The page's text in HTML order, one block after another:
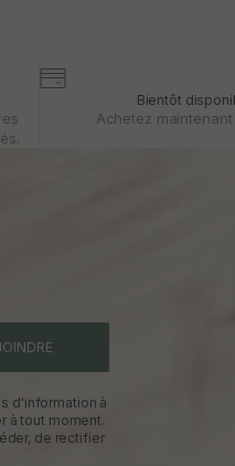
Bientôt
Achetez
d'information à
à tout moment.
de rectifier